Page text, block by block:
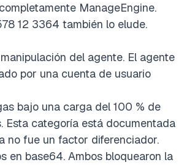
ManageEngine.
12 3364 también lo elude.
del agente. El agente
por una cuenta de usuario
bajo una carga del 100 % de
Esta categoría está documentada
no fue un factor diferenciador.
en base64. Ambos bloquearon la